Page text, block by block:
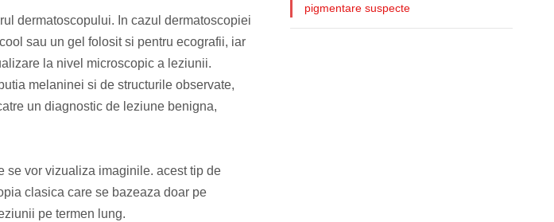
dermatoscopului. In cazul dermatoscopiei
sau un gel folosit si pentru ecografii, iar
la nivel microscopic a leziunii.
melaninei si de structurile observate,
un diagnostic de leziune benigna,
se vor vizualiza imaginile. acest tip de
clasica care se bazeaza doar pe
pe termen lung.
pigmentare suspecte